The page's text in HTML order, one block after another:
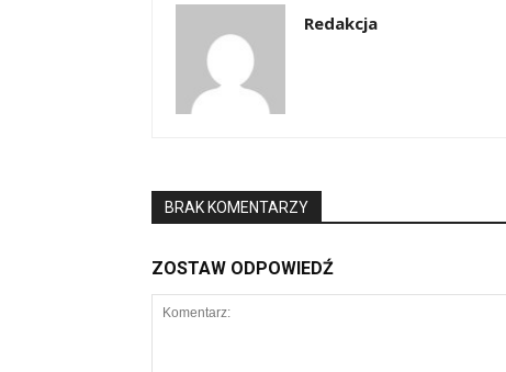
Redakcja
BRAK KOMENTARZY
ZOSTAW ODPOWIEDŹ